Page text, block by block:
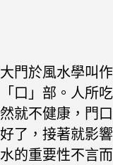
大門於風水學叫
「口」部。人所
然就不健康，門
好了，接著就影
水的重要性不言